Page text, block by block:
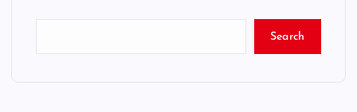
Search